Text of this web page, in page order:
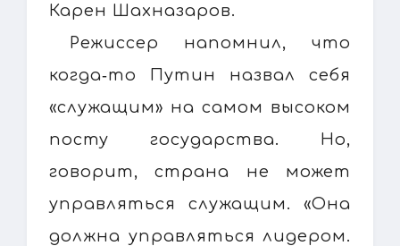
Карен Шахназаров.
Режиссер напомнил, что
когда‑то Путин назвал себя
«служащим» на самом высоком
посту государства. Но,
говорит, страна не может
управляться служащим. «Она
должна управляться лидером.